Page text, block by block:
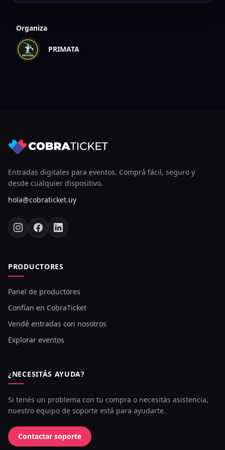
Organiza
PRIMATA
Entradas digitales para eventos. Comprá fácil, seguro y
desde cualquier dispositivo.
hola@cobraticket.uy
PRODUCTORES
Panel de productores
Confían en CobraTicket
Vendé entradas con nosotros
Explorar eventos
¿NECESITÁS AYUDA?
Si tenés un problema con tu compra o necesitás asistencia,
nuestro equipo de soporte está para ayudarte.
Contactar soporte